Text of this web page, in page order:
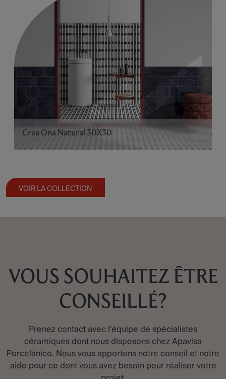
Crea Ona Natural 30X30
VOIR LA COLLECTION
VOUS SOUHAITEZ ÊTRE
CONSEILLÉ?
Prenez contact avec l’équipe de spécialistes
céramiques dont nous disposons chez Apavisa
Porcelánico. Nous vous apportons notre conseil et notre
aide pour ce dont vous avez besoin pour réaliser votre